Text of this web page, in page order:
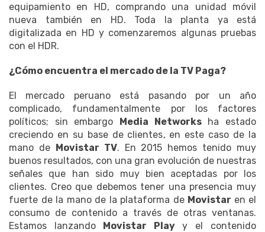
equipamiento en HD, comprando una unidad móvil
nueva también en HD. Toda la planta ya está
digitalizada en HD y comenzaremos algunas pruebas
con el HDR.
¿Cómo encuentra el mercado de la TV Paga?
El mercado peruano está pasando por un año
complicado, fundamentalmente por los factores
políticos; sin embargo Media Networksha estado
creciendo en su base de clientes, en este caso de la
mano de Movistar TV. En 2015 hemos tenido muy
buenos resultados, con una gran evolución de nuestras
señales que han sido muy bien aceptadas por los
clientes. Creo que debemos tener una presencia muy
fuerte de la mano de la plataforma de Movistar en el
consumo de contenido a través de otras ventanas.
Estamos lanzandoMovistar Playy el contenido